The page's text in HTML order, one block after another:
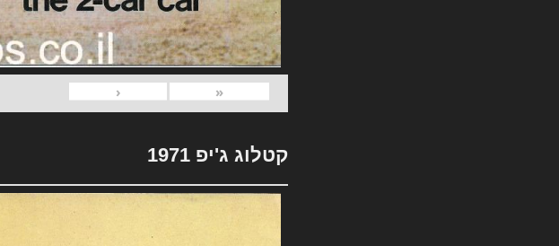
«
‹
קטלוג ג'יפ 1971